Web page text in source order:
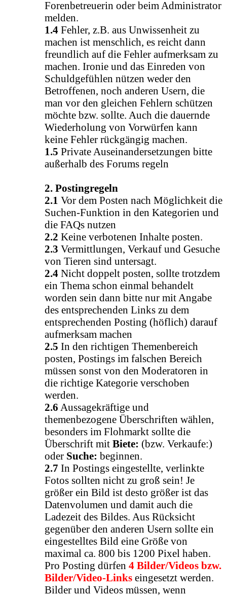
Forenbetreuerin oder beim Administrator
melden.
1.4 Fehler, z.B. aus Unwissenheit zu
machen ist menschlich, es reicht dann
freundlich auf die Fehler aufmerksam zu
machen. Ironie und das Einreden von
Schuldgefühlen nützen weder den
Betroffenen, noch anderen Usern, die
man vor den gleichen Fehlern schützen
möchte bzw. sollte. Auch die dauernde
Wiederholung von Vorwürfen kann
keine Fehler rückgängig machen.
1.5 Private Auseinandersetzungen bitte
außerhalb des Forums regeln
2. Postingregeln
2.1 Vor dem Posten nach Möglichkeit die
Suchen-Funktion in den Kategorien und
die FAQs nutzen
2.2 Keine verbotenen Inhalte posten.
2.3 Vermittlungen, Verkauf und Gesuche
von Tieren sind untersagt.
2.4 Nicht doppelt posten, sollte trotzdem
ein Thema schon einmal behandelt
worden sein dann bitte nur mit Angabe
des entsprechenden Links zu dem
entsprechenden Posting (höflich) darauf
aufmerksam machen
2.5 In den richtigen Themenbereich
posten, Postings im falschen Bereich
müssen sonst von den Moderatoren in
die richtige Kategorie verschoben
werden.
2.6 Aussagekräftige und
themenbezogene Überschriften wählen,
besonders im Flohmarkt sollte die
Überschrift mit Biete: (bzw. Verkaufe:)
oder Suche: beginnen.
2.7 In Postings eingestellte, verlinkte
Fotos sollten nicht zu groß sein! Je
größer ein Bild ist desto größer ist das
Datenvolumen und damit auch die
Ladezeit des Bildes. Aus Rücksicht
gegenüber den anderen Usern sollte ein
eingestelltes Bild eine Größe von
maximal ca. 800 bis 1200 Pixel haben.
Pro Posting dürfen 4 Bilder/Videos bzw.
Bilder/Video-Links eingesetzt werden.
Bilder und Videos müssen, wenn